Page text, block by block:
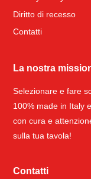
Diritto di recesso
Contatti
La nostra
Selezionare e fare
100% made in Italy
con cura e
sulla tua tavola!
Contatti